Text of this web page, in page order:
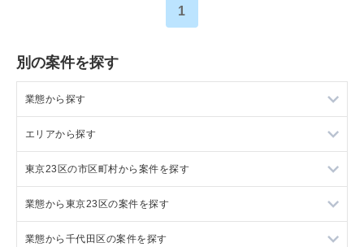
1
別の案件を探す
業態から探す
ラーメンの居抜き売却物件の案件一覧
フランス料理の居抜き売却物件の案件一覧
イタリア料理の居抜き売却物件の案件一覧
中華の居抜き売却物件の案件一覧
エリアから探す
東京23区の飲食店の居抜き売却物件の案件一覧
東京都下の飲食店の居抜き売却物件の案件一覧
千葉県の飲食店の居抜き売却物件の案件一覧
東京23区の市区町村から案件を探す
目黒区の飲食店の居抜き売却物件の案件一覧
渋谷区の飲食店の居抜き売却物件の案件一覧
業態から東京23区の案件を探す
東京23区のラーメンの居抜き売却物件の案件一覧
業態から千代田区の案件を探す